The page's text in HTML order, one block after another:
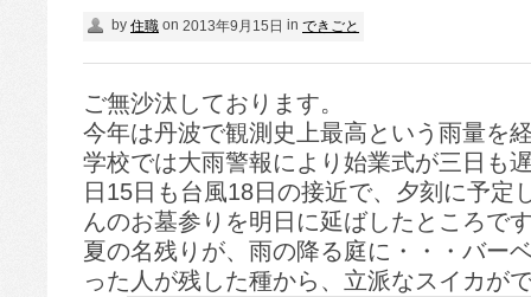
by 住職 on 2013年9月15日 in できごと
ご無沙汰しております。
今年は丹波で観測史上最高という雨量を
学校では大雨警報により始業式が三日も
日15日も台風18日の接近で、夕刻に予定
んのお墓参りを明日に延ばしたところで
夏の名残りが、雨の降る庭に・・・バー
った人が残した種から、立派なスイカが